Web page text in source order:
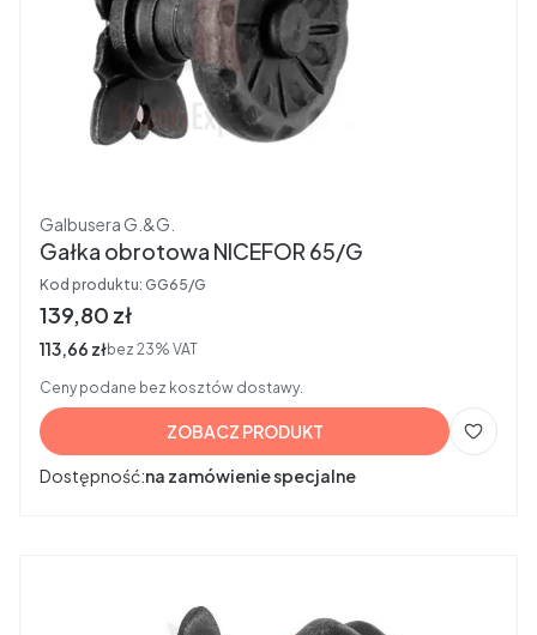
Producent
Galbusera G.&G.
Gałka obrotowa NICEFOR 65/G
Kod produktu: GG65/G
Cena brutto
139,80 zł
Cena netto
113,66 złbez 23% VAT
Ceny podane bez kosztów dostawy.
ZOBACZ PRODUKT
Dostępność:na zamówienie specjalne